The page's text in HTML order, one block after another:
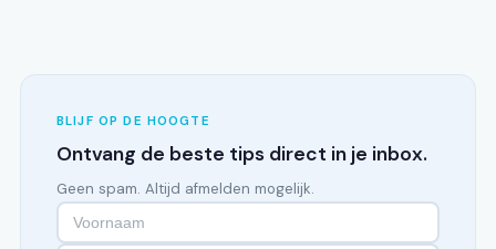
BLIJF OP DE HOOGTE
Ontvang de beste tips direct in je inbox.
Geen spam. Altijd afmelden mogelijk.